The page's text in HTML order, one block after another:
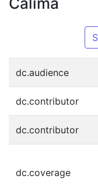
dc.audience
dc.contributor
dc.contributor
dc.coverage